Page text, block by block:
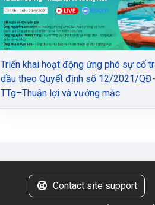
Triển khai hoạt động ứng phó sự cố
dầu theo Quyết định số 12/2021/QĐ-
TTg–Thuận lợi và vướng mắc
Contact site support